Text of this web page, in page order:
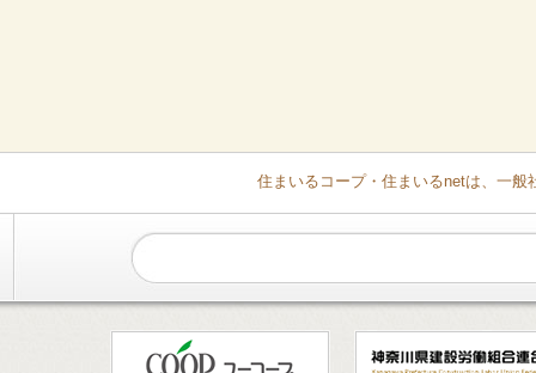
住まいるコープ・住まいるnetは、一